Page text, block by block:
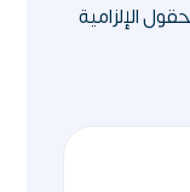
الإلزامية